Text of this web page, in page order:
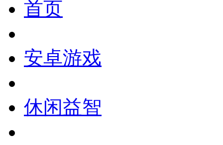
首页
安卓游戏
休闲益智